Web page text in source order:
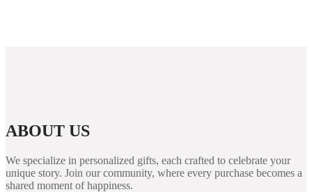
ABOUT US
We specialize in personalized gifts, each crafted to celebrate your
unique story. Join our community, where every purchase becomes a
shared moment of happiness.